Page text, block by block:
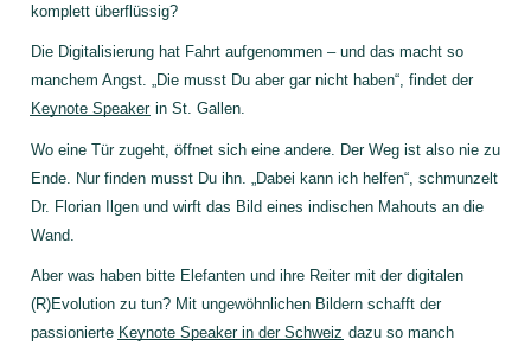
komplett überflüssig?
Die Digitalisierung hat Fahrt aufgenommen – und das macht so
manchem Angst. „Die musst Du aber gar nicht haben“, findet der
Keynote Speakerin St. Gallen.
Wo eine Tür zugeht, öffnet sich eine andere. Der Weg ist also nie zu
Ende. Nur finden musst Du ihn. „Dabei kann ich helfen“, schmunzelt
Dr. Florian Ilgen und wirft das Bild eines indischen Mahouts an die
Wand.
Aber was haben bitte Elefanten und ihre Reiter mit der digitalen
(R)Evolution zu tun? Mit ungewöhnlichen Bildern schafft der
passionierte Keynote Speaker in der Schweiz dazu so manch